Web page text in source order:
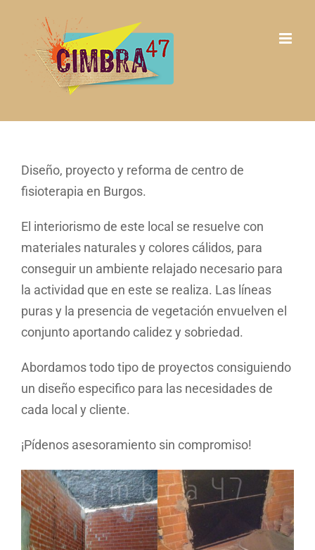
contenido
Diseño, proyecto y reforma de centro de
fisioterapia en Burgos.
El interiorismo de este local se resuelve con
materiales naturales y colores cálidos, para
conseguir un ambiente relajado necesario para
la actividad que en este se realiza. Las líneas
puras y la presencia de vegetación envuelven el
conjunto aportando calidez y sobriedad.
Abordamos todo tipo de proyectos consiguiendo
un diseño especifico para las necesidades de
cada local y cliente.
¡Pídenos asesoramiento sin compromiso!